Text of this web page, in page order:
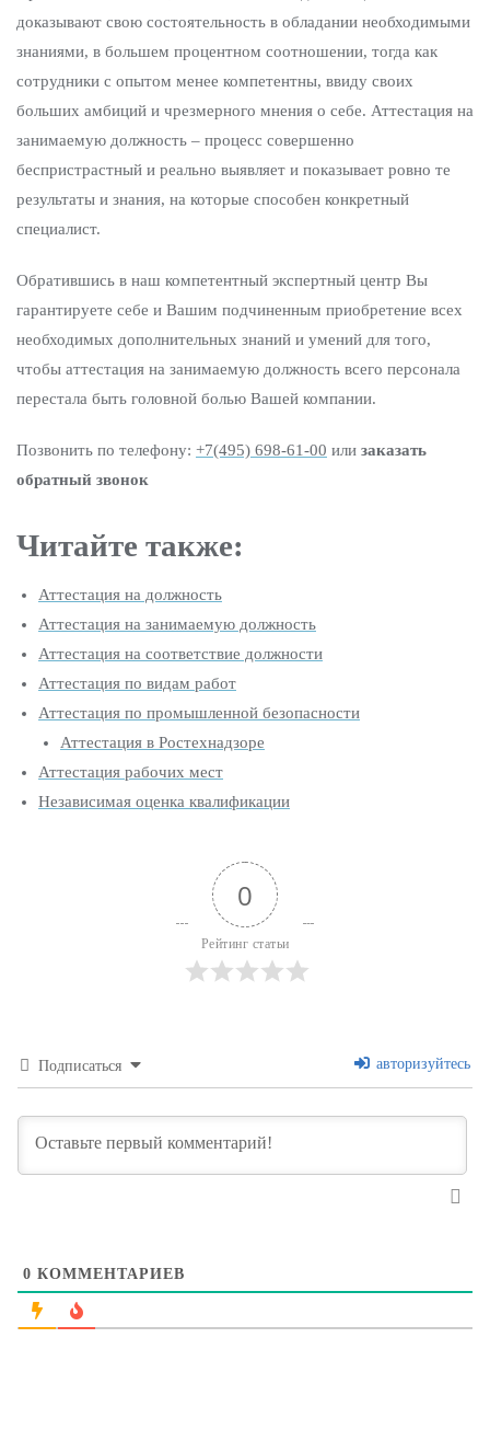
доказывают свою состоятельность в обладании необходимыми
знаниями, в большем процентном соотношении, тогда как
сотрудники с опытом менее компетентны, ввиду своих
больших амбиций и чрезмерного мнения о себе. Аттестация на
занимаемую должность – процесс совершенно
беспристрастный и реально выявляет и показывает ровно те
результаты и знания, на которые способен конкретный
специалист.
Обратившись в наш компетентный экспертный центр Вы
гарантируете себе и Вашим подчиненным приобретение всех
необходимых дополнительных знаний и умений для того,
чтобы аттестация на занимаемую должность всего персонала
перестала быть головной болью Вашей компании.
Позвонить по телефону: +7(495) 698-61-00 или заказать
обратный звонок
Читайте также:
Аттестация на должность
Аттестация на занимаемую должность
Аттестация на соответствие должности
Аттестация по видам работ
Аттестация по промышленной безопасности
Аттестация в Ростехнадзоре
Аттестация рабочих мест
Независимая оценка квалификации
0
Рейтинг статьи
Подписаться авторизуйтесь
0 КОММЕНТАРИЕВ